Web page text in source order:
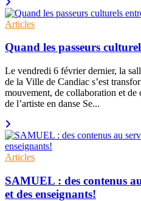
Articles
Quand les passeurs
Le vendredi 6 février dernier, la
de la Ville de Candiac s’est
mouvement, de collaboration et de
de l’artiste en danse Se...
Articles
SAMUEL : des contenus
et des enseignants!